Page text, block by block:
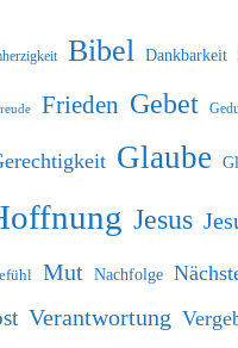
Bibel Dankbarkeit
Frieden Gebet
Glaube
Jesus
Mut Nachfolge
Verantwortung